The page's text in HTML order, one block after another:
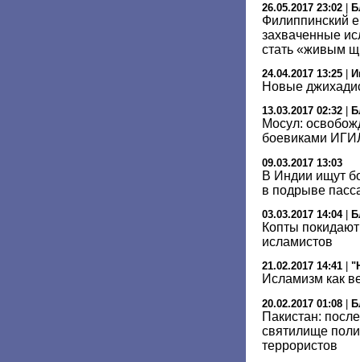
26.05.2017 23:02 |
Филиппинский
захваченные
стать «живым
24.04.2017 13:25
Новые
13.03.2017 02:32
Мосул:
боевиками
09.03.2017 13:03
В Индии ищут
в подрыве
03.03.2017 14:04|
Копты
исламистов
21.02.2017 14:41
Исламизм как
20.02.2017 01:08 |
Пакистан:
святилище
террористов